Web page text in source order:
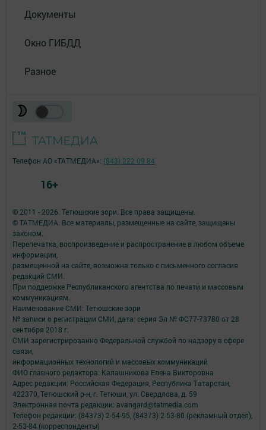
Документы
Окно ГИБДД
Разное
© 2011 - 2026. Тетюшские зори. Все права защищены.
© ТАТМЕДИА. Все материалы, размещенные на сайте, защищены
законом.
Перепечатка, воспроизведение и распространение в любом объеме
информации,
размещенной на сайте, возможна только с письменного согласия
редакций СМИ.
При поддержке Республиканского агентства по печати и массовым
коммуникациям.
Наименование СМИ: Тетюшские зори
№ записи о регистрации СМИ, дата: серия Эл № ФС77-73780 от 28
сентября 2018 г.
СМИ зарегистрированно Федеральной службой по надзору в сфере
связи,
информационных технологий и массовых коммуникаций
ФИО главного редактора: Калашникова Елена Викторовна
Адрес редакции: Российская Федерация, Республика Татарстан,
422370, Тетюшский р-н, г. Тетюши, ул. Свердлова, д. 59
Электронная почта редакции: avangard@tatmedia.com
Телефон редакции: (84373) 2-54-95, (84373) 2-53-80 (рекламный отдел),
2-53-84 (корреспонденты)
Телефон АО «ТАТМЕДИА»: (843) 222 09 84
16+